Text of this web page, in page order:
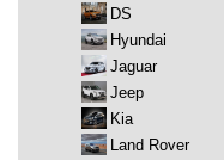
DS
Hyundai
Jaguar
Jeep
Kia
Land Rover